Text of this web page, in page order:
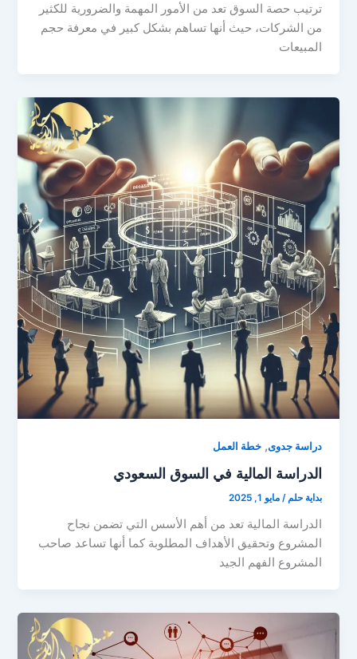
ترتيب حصة السوق تعد من الأمور المهمة والضرورية للكثير
من الشركات، حيث أنها تساهم بشكل كبير في معرفة حجم
المبيعات
دراسة جدوى,خطة العمل
الدراسة المالية في السوق السعودي
بداية حلم /مايو 1, 2025
الدراسة المالية تعد من أهم الأسس التي تضمن نجاح
المشروع وتحقيق الأهداف المطلوبة كما أنها تساعد صاحب
المشروع الفهم الجيد